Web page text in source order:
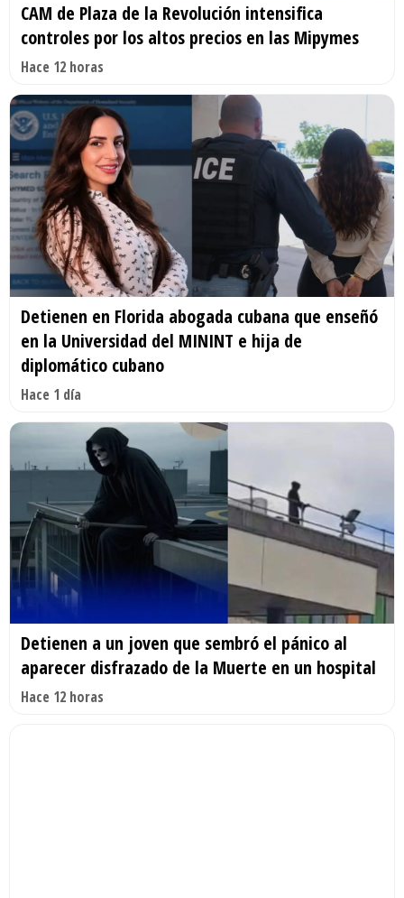
CAM de Plaza de la Revolución intensifica
controles por los altos precios en las Mipymes
Hace 12 horas
Detienen en Florida abogada cubana que enseñó
en la Universidad del MININT e hija de
diplomático cubano
Hace 1 día
Detienen a un joven que sembró el pánico al
aparecer disfrazado de la Muerte en un hospital
Hace 12 horas